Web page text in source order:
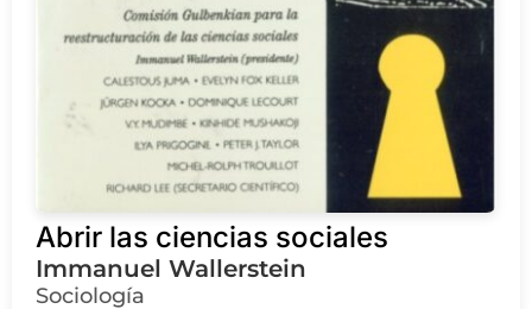
Abrir las ciencias sociales
Immanuel Wallerstein
Sociología